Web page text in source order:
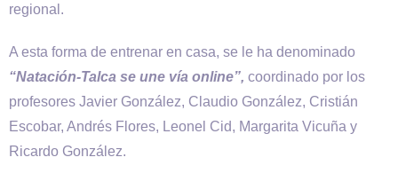
regional.
A esta forma de entrenar en casa, se le ha denominado
“Natación-Talca se une vía online”, coordinado por los
profesores Javier González, Claudio González, Cristián
Escobar, Andrés Flores, Leonel Cid, Margarita Vicuña y
Ricardo González.